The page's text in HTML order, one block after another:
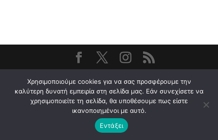
απόWordPress
Χρησιμοποιούμε cookies για να σας προσφέρουμε την
καλύτερη δυνατή εμπειρία στη σελίδα μας. Εάν συνεχίσετε να
χρησιμοποιείτε τη σελίδα, θα υποθέσουμε πως είστε
ικανοποιημένοι με αυτό.
Εντάξει